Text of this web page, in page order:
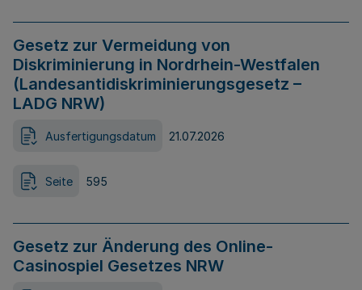
Gesetz zur Vermeidung von
Diskriminierung in Nordrhein-Westfalen
(Landesantidiskriminierungsgesetz –
LADG NRW)
Ausfertigungsdatum 21.07.2026
Seite 595
Gesetz zur Änderung des Online-
Casinospiel Gesetzes NRW